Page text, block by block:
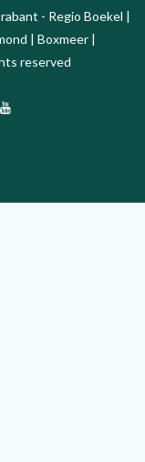
- Regio Boekel |
| Boxmeer |
reserved